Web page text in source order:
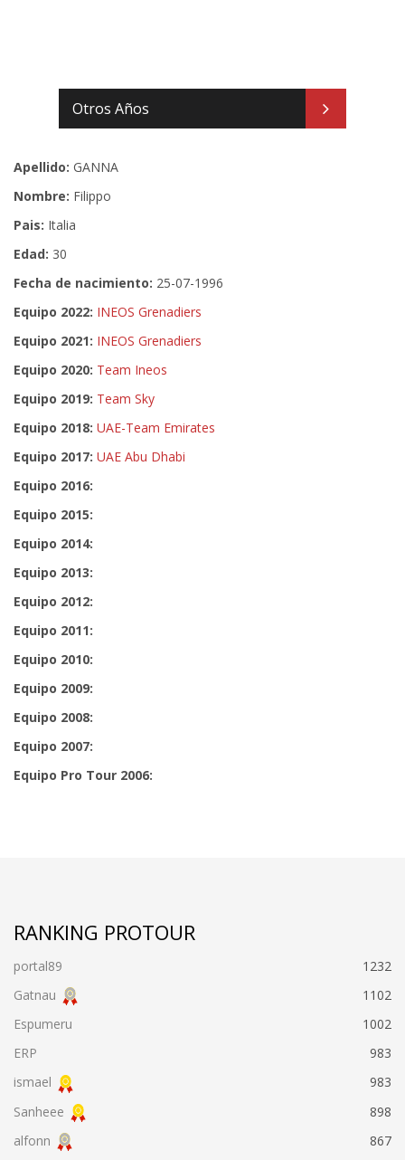
Otros Años
Apellido: GANNA
Nombre: Filippo
Pais: Italia
Edad: 30
Fecha de nacimiento: 25-07-1996
Equipo 2022: INEOS Grenadiers
Equipo 2021: INEOS Grenadiers
Equipo 2020: Team Ineos
Equipo 2019: Team Sky
Equipo 2018: UAE-Team Emirates
Equipo 2017: UAE Abu Dhabi
Equipo 2016:
Equipo 2015:
Equipo 2014:
Equipo 2013:
Equipo 2012:
Equipo 2011:
Equipo 2010:
Equipo 2009:
Equipo 2008:
Equipo 2007:
Equipo Pro Tour 2006:
RANKING PROTOUR
portal89
1232
Gatnau
1102
Espumeru
1002
ERP
983
ismael
983
Sanheee
898
alfonn
867